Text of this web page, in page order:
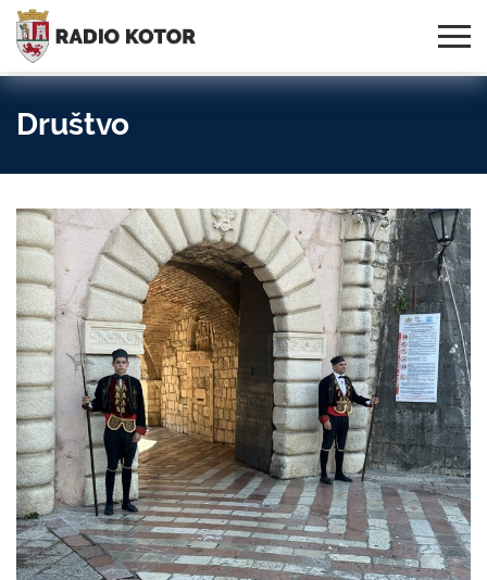
S PONOSOM NOSIMO IME
SVOG GRADA!
Društvo